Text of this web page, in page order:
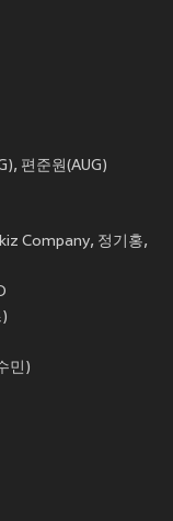
편준원(AUG)
Company, 정기홍,
민)